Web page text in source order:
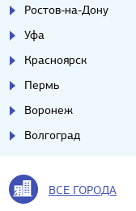
Ростов-на-Дону
Уфа
Красноярск
Пермь
Воронеж
Волгоград
ВСЕ ГОРОДА